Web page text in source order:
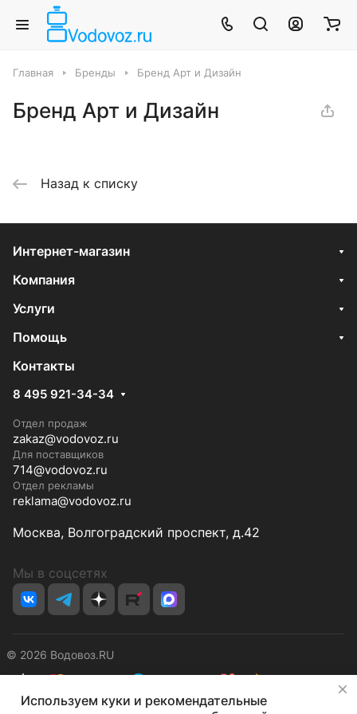
Главная Бренды Бренд Арт и Дизайн
Бренд Арт и Дизайн
Назад к списку
Интернет-магазин
Компания
Услуги
Помощь
Контакты
8 495 921-34-34
Отдел продаж
zakaz@vodovoz.ru
Для поставщиков
714@vodovoz.ru
Отдел рекламы
reklama@vodovoz.ru
Москва, Волгоградский проспект, д.42
Мы в соцсетях
© 2026 Водовоз.RU
КонфиденциальностьОферта
Используем куки и рекомендательные